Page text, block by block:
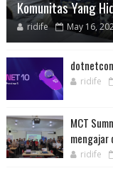
Komunitas Yang
ridife May 16,
ridife
MCT
mengajar
ridife